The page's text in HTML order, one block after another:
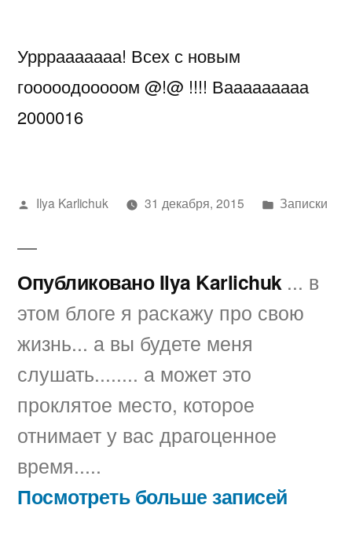
праздником
С
Урррааааааа! Всех с новым
гооооодооооом @!@ !!!! Вааааааааа
2000016
Написано
Ilya Karlichuk 31 декабря, 2015
Написано
Записки
Опубликовано Ilya Karlichuk ... в
этом блоге я раскажу про свою
жизнь... а вы будете меня
слушать........ а может это
проклятое место, которое
отнимает у вас драгоценное
время.....
Посмотреть больше записей